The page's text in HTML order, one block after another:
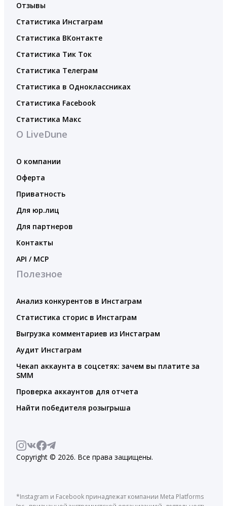
Отзывы
Статистика Инстаграм
Статистика ВКонтакте
Статистика Тик Ток
Статистика Телеграм
Статистика в Одноклассниках
Статистика Facebook
Статистика Макс
О LiveDune
О компании
Оферта
Приватность
Для юр.лиц
Для партнеров
Контакты
API / MCP
Полезное
Анализ конкурентов в Инстаграм
Статистика сторис в Инстаграм
Выгрузка комментариев из Инстаграм
Аудит Инстаграм
Чекап аккаунта в соцсетях: зачем вы платите за
SMM
Проверка аккаунтов для отчета
Найти победителя розыгрыша
Copyright © 2026. Все права защищены.
*Instagram и Facebook принадлежат компании Meta Platforms